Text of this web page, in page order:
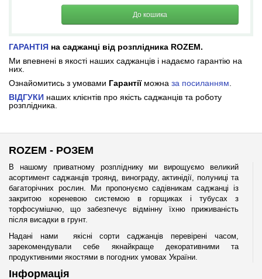
До кошика
ГАРАНТІЯ на саджанці від розплідника ROZEM.
Ми впевнені в якості наших саджанців і надаємо гарантію на
них.
Ознайомитись з умовами Гарантії можна за посиланням
ВІДГУКИ наших клієнтів про якість саджанців та роботу
розплідника.
ROZEM - РОЗЕМ
В нашому приватному розпліднику ми вирощуємо великий
асортимент саджанців троянд, винограду, актинідії, полуниці та
багаторічних рослин. Ми пропонуємо садівникам саджанці із
закритою кореневою системою в горщиках і тубусах з
торфосумішчю, що забезпечує відмінну їхню приживаність
після висадки в грунт.
Надані нами якісні сорти саджанців перевірені часом,
зарекомендували себе якнайкраще декоративними та
продуктивними якостями в погодних умовах України.
Інформація